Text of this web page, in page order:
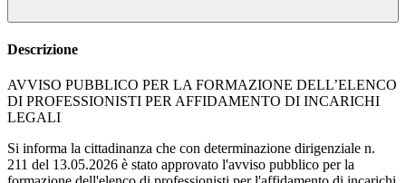
Descrizione
AVVISO PUBBLICO PER LA FORMAZIONE DELL’ELENCO
DI PROFESSIONISTI PER AFFIDAMENTO DI INCARICHI
LEGALI
Si informa la cittadinanza che con determinazione dirigenziale n.
211 del 13.05.2026 è stato approvato l'avviso pubblico per la